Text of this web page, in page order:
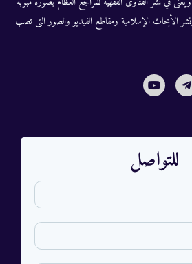
الأبحاث الإسلامية ومقاطع الفيديو والصور التى تصب
للتواصل